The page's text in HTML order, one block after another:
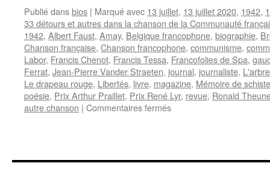
Publié dansbios | Marqué avec 13 juillet, 13 juillet 2020, 1942,
33 détours et autres dans la chanson de la Communauté
1942, Albert Faust, Amay, Belgique francophone, biographie,
Chanson française, Chanson francophone, communisme,
Labor, Francis Chenot, Francis Tessa, Francofolies de Spa,
Ferrat, Jean-Pierre Vander Straeten, journal, journaliste,
Le drapeau rouge, Libertés, livre, magazine, Mémoire de schiste
poésie, Prix Arthur Praillet, Prix René Lyr, revue, Ronald
autre chanson | Commentaires ferméssur